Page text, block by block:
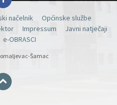
načelnik
Općinske službe
Impressum
Javni natječaji
e-OBRASCI
Šamac